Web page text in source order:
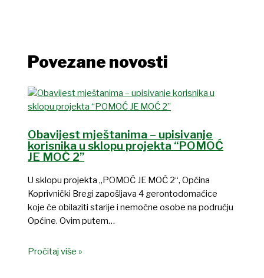
Povezane novosti
Obavijest mještanima – upisivanje
korisnika u sklopu projekta “POMOĆ
JE MOĆ 2”
U sklopu projekta „POMOĆ JE MOĆ 2“, Općina
Koprivnički Bregi zapošljava 4 gerontodomaćice
koje će obilaziti starije i nemoćne osobe na području
Općine. Ovim putem…
Pročitaj više »